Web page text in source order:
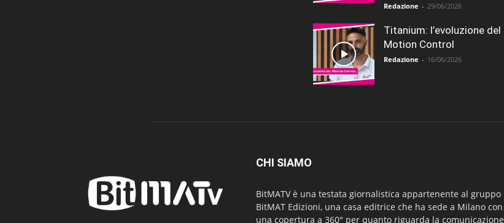
Redazione - 29/06/2026
Titanium: l’evoluzione del
Motion Control
Redazione - 16/06/2026
CHI SIAMO
BitMATV è una testata giornalistica appartenente al gruppo
BitMAT Edizioni, una casa editrice che ha sede a Milano con
una copertura a 360° per quanto riguarda la comunicazione